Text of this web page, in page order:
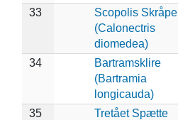
33
Scopolis Skråpe
(Calonectris
diomedea)
34
Bartramsklire
(Bartramia
longicauda)
35
Tretået Spætte